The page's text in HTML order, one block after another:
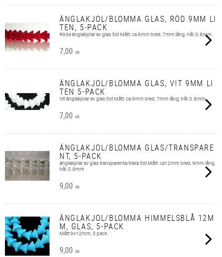
ÄNGLAKJOL/BLOMMA GLAS, RÖD 9MM LI
TEN, 5-PACK
Röda änglakjolar av glas 5st Mått: ca 9mm bred, 7mm lång, hål: 0.8mm.
7,00 KR
ÄNGLAKJOL/BLOMMA GLAS, VIT 9MM LI
TEN 5-PACK
Vit änglakjolar av glas 5st Mått: ca 9mm bred, 7mm lång, hål: 0.8mm.
7,00 KR
ÄNGLAKJOL/BLOMMA GLAS/TRANSPARE
NT, 5-PACK
änglakjolar av glas transparenta/klara 5st Mått: ca12mm bred, 9mm lång,
hål: 0.8mm
9,00 KR
ÄNGLAKJOL/BLOMMA HIMMELSBLÅ 12M
M, GLAS, 5-PACK
Mått:9x12mm, 5 pacK
9,00 KR